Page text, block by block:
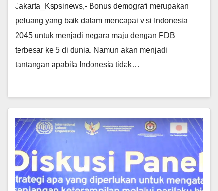
Jakarta_Kspsinews,- Bonus demografi merupakan
peluang yang baik dalam mencapai visi Indonesia
2045 untuk menjadi negara maju dengan PDB
terbesar ke 5 di dunia. Namun akan menjadi
tantangan apabila Indonesia tidak…